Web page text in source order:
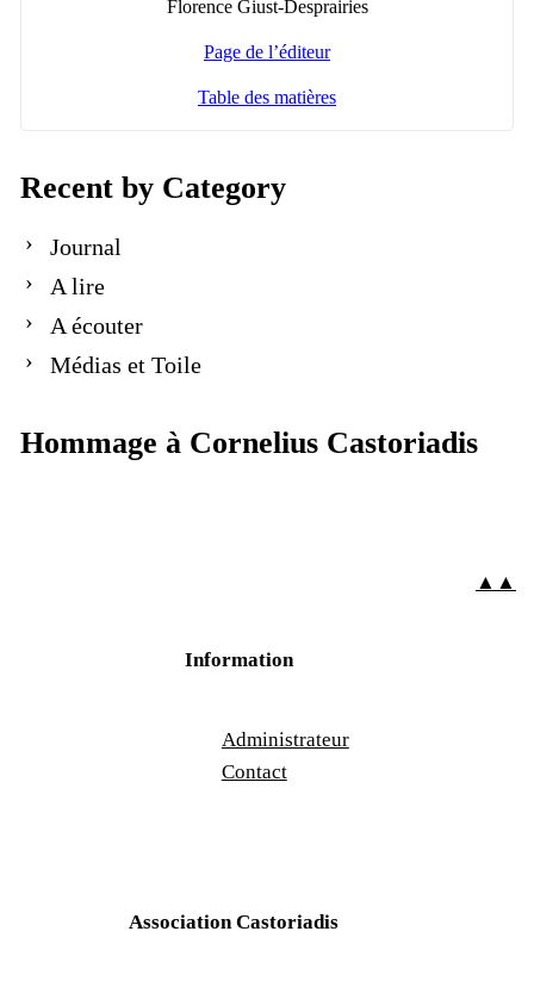
Flo­rence Giust-Des­prai­ries
Page de l’édi­teur
Table des ma­tières
Recent by Category
Journal
A lire
A écouter
Médias et Toile
Hommage à Cornelius Castoriadis
▲▲
Information
Administrateur
Contact
Association Castoriadis